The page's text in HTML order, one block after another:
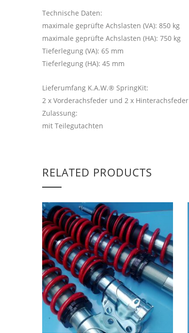
Technische Daten:
maximale geprüfte Achslasten (VA): 850 kg
maximale geprüfte Achslasten (HA): 750 kg
Tieferlegung (VA): 65 mm
Tieferlegung (HA): 45 mm
Lieferumfang K.A.W.® SpringKit:
2 x Vorderachsfeder und 2 x Hinterachsfeder
Zulassung:
mit Teilegutachten
RELATED PRODUCTS